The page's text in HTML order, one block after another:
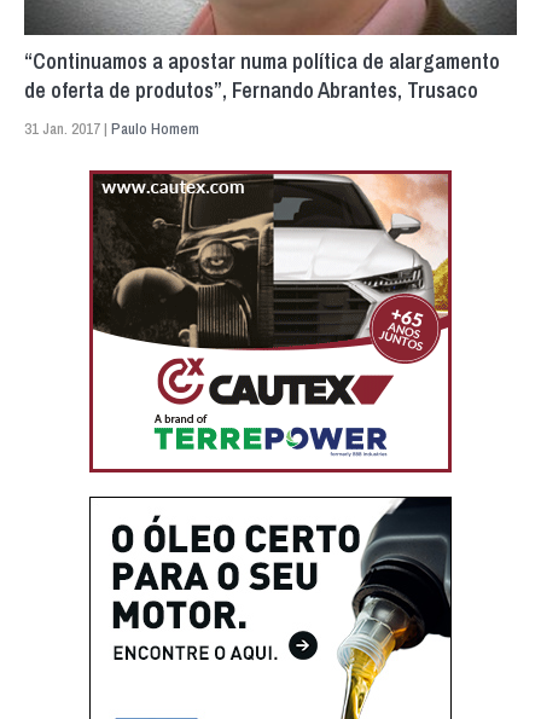
“Continuamos a apostar numa política de alargamento
de oferta de produtos”, Fernando Abrantes, Trusaco
31 Jan. 2017 | Paulo Homem